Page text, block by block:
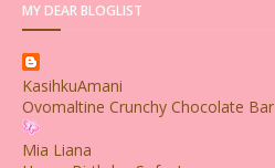
MY DEAR BLOGLIST
KasihkuAmani
Ovomaltine Crunchy Chocolate Bar
Mia Liana